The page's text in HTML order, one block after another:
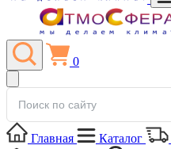
0
Главная Каталог